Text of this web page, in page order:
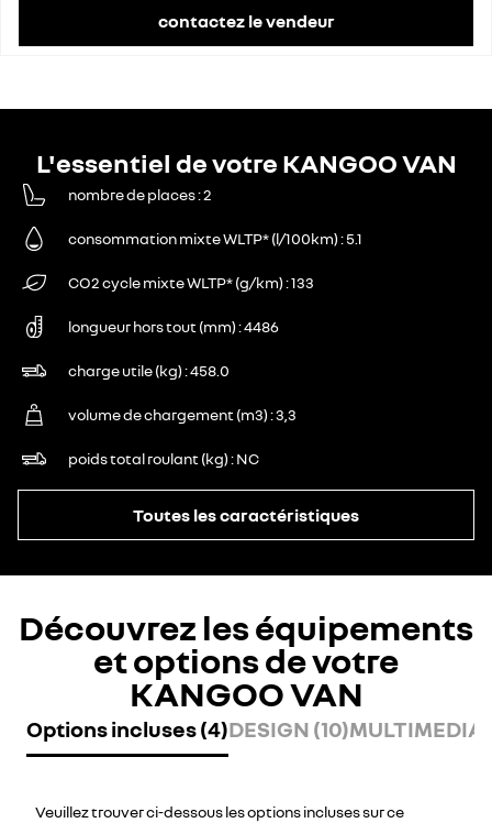
contactez le vendeur
L'essentiel de votre KANGOO VAN
nombre de places 2
consommation mixte WLTP* (l/100km) 5.1
CO2 cycle mixte WLTP* (g/km) 133
longueur hors tout (mm) 4486
charge utile (kg) 458.0
volume de chargement (m3) 3,3
poids total roulant (kg) NC
Toutes les caractéristiques
Découvrez les équipements
et options de votre
KANGOO VAN
Options incluses (4)DESIGN (10)MULTIMEDIA
Veuillez trouver ci-dessous les options incluses sur ce